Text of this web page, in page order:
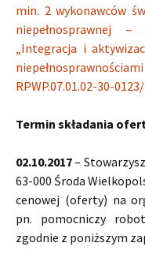
min. 2 wykonawców
niepełnosprawnej –
„Integracja i
RPWP.07.01.02-30-
Termin składania ofert
02.10.2017–
63-000 Środa
cenowej (oferty) na
pn. pomocniczy
zgodnie z poniższym